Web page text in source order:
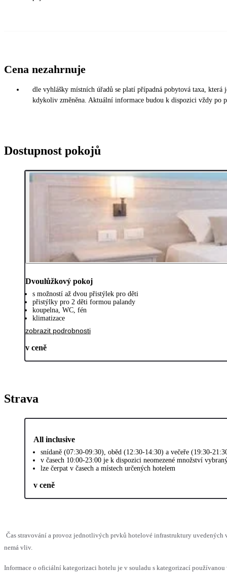
Cena nezahrnuje
dle vyhlášky místních úřadů se platí případná pobytová taxa,
kdykoliv změněna. Aktuální informace budou k dispozici vždy po
Dostupnost pokojů
Dvoulůžkový pokoj
s možností až dvou přistýlek pro děti
přistýlky pro 2 děti formou palandy
koupelna, WC, fén
klimatizace
zobrazit podrobnosti
v ceně
Strava
All inclusive
snídaně (07:30-09:30), oběd (12:30-14:30) a večeře (19:30-
v časech 10:00-23:00 je k dispozici neomezené množství
lze čerpat v časech a místech určených hotelem
v ceně
Čas stravování a provoz jednotlivých prvků hotelové infrastruktury uvedených
nemá vliv.
Informace o oficiální kategorizaci hotelu je v souladu s kategorizací